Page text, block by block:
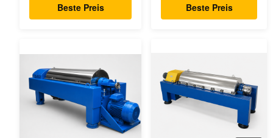
Beste Preis Beste Preis